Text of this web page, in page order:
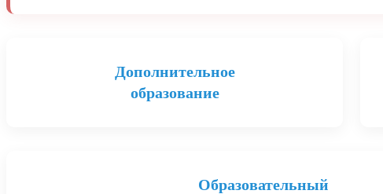
Дополнительное
образование
Образовательный